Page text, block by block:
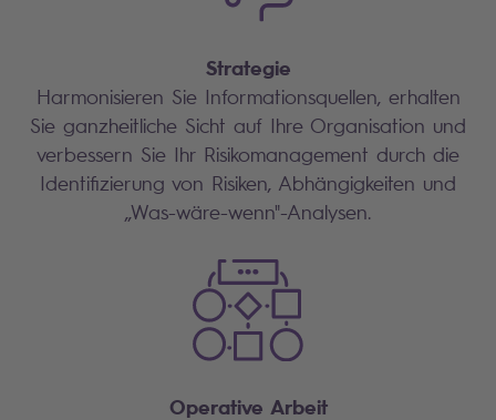
Strategie
Harmonisieren Sie Informationsquellen, erhalten
Sie ganzheitliche Sicht auf Ihre Organisation und
verbessern Sie Ihr Risikomanagement durch die
Identifizierung von Risiken, Abhängigkeiten und
„Was-wäre-wenn"-Analysen.
Operative Arbeit